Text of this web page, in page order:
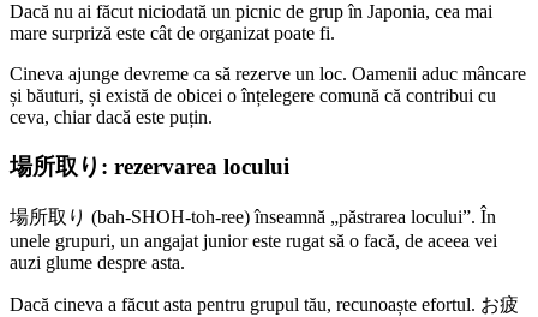
Dacă nu ai făcut niciodată un picnic de grup în Japonia, cea mai
mare surpriză este cât de organizat poate fi.
Cineva ajunge devreme ca să rezerve un loc. Oamenii aduc mâncare
și băuturi, și există de obicei o înțelegere comună că contribui cu
ceva, chiar dacă este puțin.
場所取り: rezervarea locului
場所取り (bah-SHOH-toh-ree) înseamnă „păstrarea locului”. În
unele grupuri, un angajat junior este rugat să o facă, de aceea vei
auzi glume despre asta.
Dacă cineva a făcut asta pentru grupul tău, recunoaște efortul. お疲